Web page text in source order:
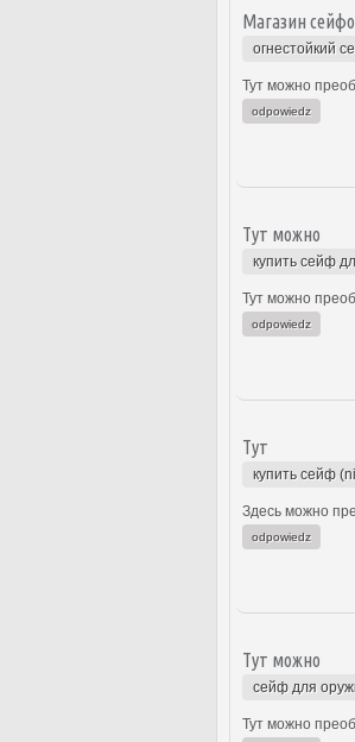
Магазин
огнестойкий
Тут можно
odpowiedz
Тут можно
купить сейф
Тут можно
odpowiedz
Тут
купить сейф
Здесь можно
odpowiedz
Тут можно
сейф для
Тут можно